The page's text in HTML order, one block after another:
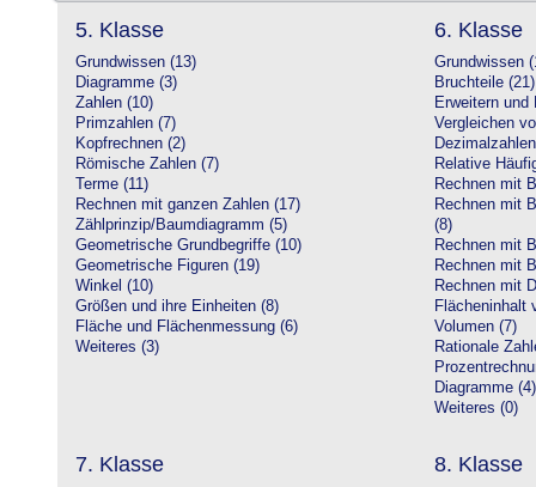
5. Klasse
Grundwissen (13)
Diagramme (3)
Zahlen (10)
Primzahlen (7)
Kopfrechnen (2)
Römische Zahlen (7)
Terme (11)
Rechnen mit ganzen Zahlen (17)
Zählprinzip/Baumdiagramm (5)
Geometrische Grundbegriffe (10)
Geometrische Figuren (19)
Winkel (10)
Größen und ihre Einheiten (8)
Fläche und Flächenmessung (6)
Weiteres (3)
6. Klasse
Grundwissen
Bruchteile (21)
Erweitern und
Vergleichen
Relative
Rechnen mit
Rechnen mit
(8)
Rechnen mit
Rechnen mit
Rechnen mit
Flächeninhalt
Volumen (7)
Rationale
Diagramme (4)
Weiteres (0)
7. Klasse 8. Klasse